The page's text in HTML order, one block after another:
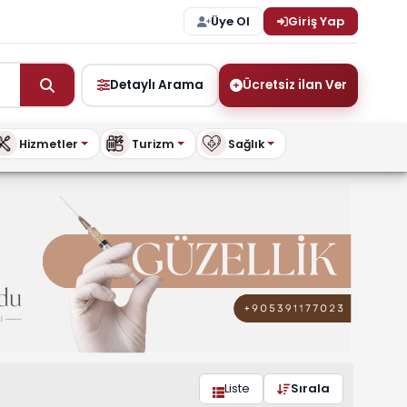
Üye Ol Giriş Yap
Detaylı Arama Ücretsiz ilan Ver
Hizmetler Turizm Sağlık
Liste Sırala